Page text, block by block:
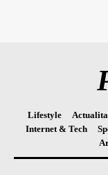
Lifestyle
Internet & Tech